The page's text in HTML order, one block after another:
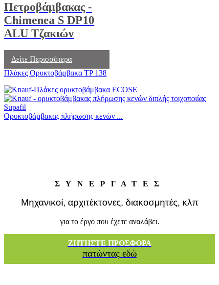
Πετροβάμβακας -
Chimenea S DP10
ALU Τζακιών
Δείτε Περισσότερα
Πλάκες Ορυκτοβάμβακα TP 138
Ορυκτοβάμβακας πλήρωσης κενών ...
ΣΥΝΕΡΓΑΤΕΣ
Μηχανικοί, αρχιτέκτονες, διακοσμητές, κλπ
για το έργο που έχετε αναλάβει.
ΖΗΤΗΣΤΕ ΠΡΟΣΦΟΡΑ
πατώντας εδώ